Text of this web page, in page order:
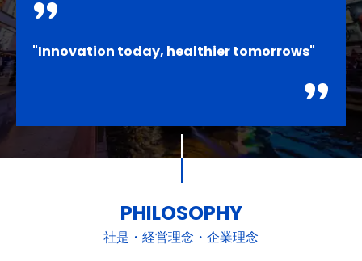
"Innovation today, healthier tomorrows"
PHILOSOPHY
社是・経営理念・企業理念